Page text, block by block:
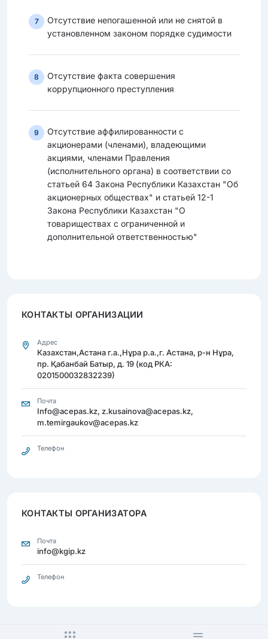
7
Отсутствие непогашенной или не снятой в
установленном законом порядке судимости
8
Отсутствие факта совершения
коррупционного преступления
9
Отсутствие аффилированности с
акционерами (членами), владеющими
акциями, членами Правления
(исполнительного органа) в соответствии со
статьей 64 Закона Республики Казахстан "Об
акционерных обществах" и статьей 12-1
Закона Республики Казахстан "О
товариществах с ограниченной и
дополнительной ответственностью"
КОНТАКТЫ ОРГАНИЗАЦИИ
Адрес
Казахстан,Астана г.а.,Нұра р.а.,г. Астана, р-н Нұра,
пр. Қабанбай Батыр, д. 19 (код РКА:
0201500032832239)
Почта
Info@acepas.kz, z.kusainova@acepas.kz,
m.temirgaukov@acepas.kz
Телефон
КОНТАКТЫ ОРГАНИЗАТОРА
Почта
info@kgip.kz
Телефон